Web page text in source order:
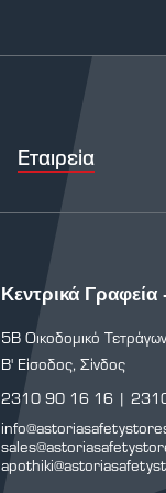
Εταιρεία
Κεντρικά
5Β Οικοδομικό
Β' Είσοδος, Σίνδος
2310 90 16 16 |